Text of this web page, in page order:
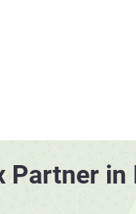
Partner in